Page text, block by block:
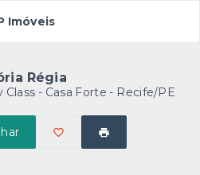
Imóveis
Régia
Class - Casa Forte - Recife/PE